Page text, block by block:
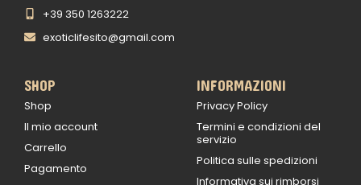
+39 350 1263222
exoticlifesito@gmail.com
SHOP
Shop
Il mio account
Carrello
Pagamento
INFORMAZIONI
Privacy Policy
Termini e condizioni del
servizio
Politica sulle spedizioni
Informativa sui rimborsi